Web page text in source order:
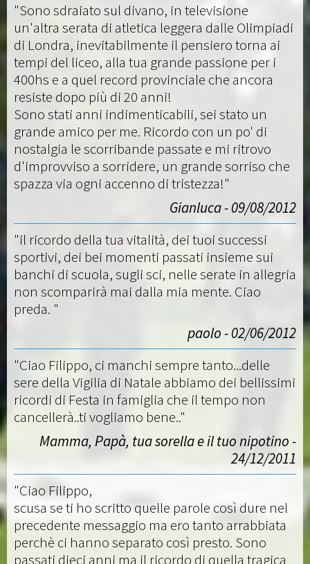
"Sono sdraiato sul divano, in televisione
un'altra serata di atletica leggera dalle Olimpiadi
di Londra, inevitabilmente il pensiero torna ai
tempi del liceo, alla tua grande passione per i
400hs e a quel record provinciale che ancora
resiste dopo più di 20 anni!
Sono stati anni indimenticabili, sei stato un
grande amico per me. Ricordo con un po' di
nostalgia le scorribande passate e mi ritrovo
d'improvviso a sorridere, un grande sorriso che
spazza via ogni accenno di tristezza!"
Gianluca - 09/08/2012
"il ricordo della tua vitalità, dei tuoi successi
sportivi, dei bei momenti passati insieme sui
banchi di scuola, sugli sci, nelle serate in allegria
non scomparirà mai dalla mia mente. Ciao
preda. "
paolo - 02/06/2012
"Ciao Filippo, ci manchi sempre tanto...delle
sere della Vigilia di Natale abbiamo dei bellissimi
ricordi di Festa in famiglia che il tempo non
cancellerà..ti vogliamo bene.."
Mamma, Papà, tua sorella e il tuo nipotino -
24/12/2011
"Ciao Filippo,
scusa se ti ho scritto quelle parole così dure nel
precedente messaggio ma ero tanto arrabbiata
perchè ci hanno separato così presto. Sono
passati dieci anni ma il ricordo di quella tragica